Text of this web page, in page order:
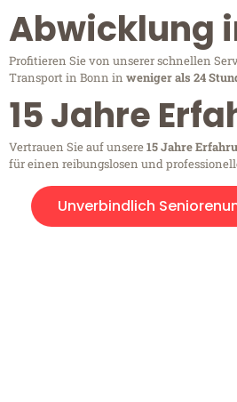
Abwicklung
Profitieren Sie von unserer schnellen
Transport in Bonn in weniger als 24
15 Jahre
Vertrauen Sie auf unsere15 Jahre
für einen reibungslosen und
Unverbindlich